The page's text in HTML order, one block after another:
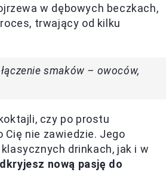
w dębowych beczkach,
trwający od kilku
smaków – owoców,
czy po prostu
nie zawiedzie. Jego
drinkach, jak i w
nową pasję do